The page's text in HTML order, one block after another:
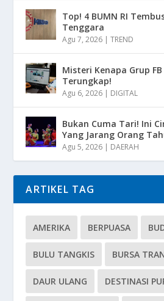
Top! 4 BUMN RI
Tenggara
Agu 7, 2026 |TREND
Misteri Kenapa Grup
Terungkap!
Agu 6, 2026 | DIGITAL
Bukan Cuma Tari! Ini
Yang Jarang Orang
Agu 5, 2026 | DAERAH
ARTIKEL TAG
AMERIKA BERPUASA
BULU TANGKIS BURSA
DAUR ULANG DESTINASI